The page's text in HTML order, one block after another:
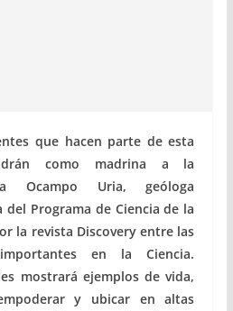
que hacen parte de esta
como madrina a la
Ocampo Uria, geóloga
Programa de Ciencia de la
la revista Discovery entre las
en la Ciencia.
mostrará ejemplos de vida,
y ubicar en altas